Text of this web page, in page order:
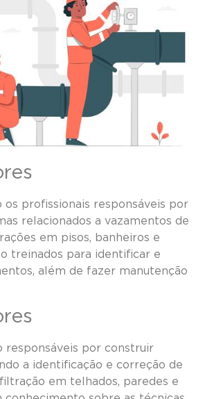
os profissionais responsáveis por
relacionados a vazamentos de
em pisos, banheiros e
treinados para identificar e
além de fazer manutenção
responsáveis por construir
a identificação e correção de
em telhados, paredes e